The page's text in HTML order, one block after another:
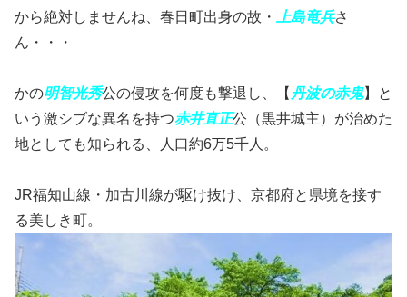
から絶対しませんね、春日町出身の故・
上島竜兵さ
ん・・・
かの明智光秀公の侵攻を何度も撃退し、【 丹波の赤鬼】と
いう激シブな異名を持つ赤井直正公（黒井城主）が治めた
地としても知られる、人口約6万5千人。
JR福知山線・加古川線が駆け抜け、京都府と県境を接す
る美しき町。